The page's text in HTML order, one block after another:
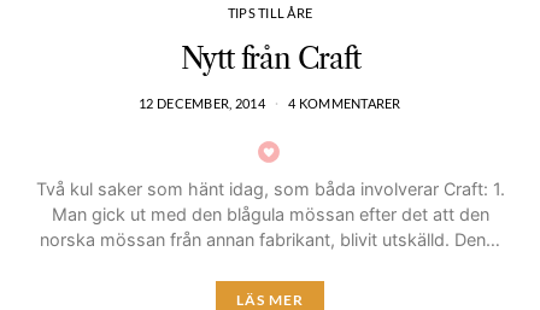
TIPS TILL ÅRE
Nytt från Craft
12 DECEMBER, 2014 4 KOMMENTARER
Två kul saker som hänt idag, som båda involverar Craft: 1.
Man gick ut med den blågula mössan efter det att den
norska mössan från annan fabrikant, blivit utskälld. Den…
LÄS MER